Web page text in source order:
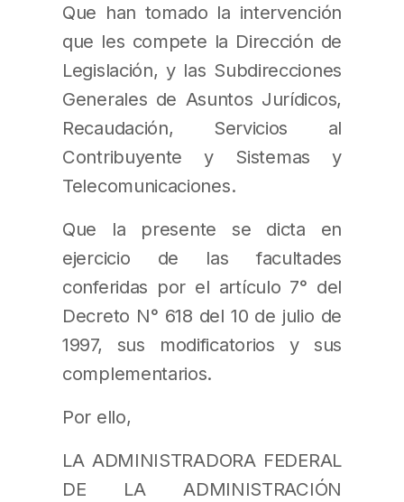
Que han tomado la intervención
que les compete la Dirección de
Legislación, y las Subdirecciones
Generales de Asuntos Jurídicos,
Recaudación, Servicios al
Contribuyente y Sistemas y
Telecomunicaciones.
Que la presente se dicta en
ejercicio de las facultades
conferidas por el artículo 7° del
Decreto N° 618 del 10 de julio de
1997, sus modificatorios y sus
complementarios.
Por ello,
LA ADMINISTRADORA FEDERAL
DE LA ADMINISTRACIÓN